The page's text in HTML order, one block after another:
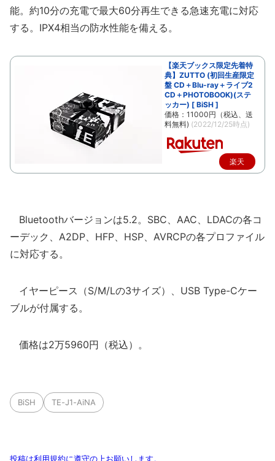
能。約10分の充電で最大60分再生できる急速充電に対応
する。IPX4相当の防水性能を備える。
【楽天ブックス限定先着特
典】ZUTTO (初回生産限定
盤 CD＋Blu-ray＋ライブ2
CD＋PHOTOBOOK)(ステ
ッカー) [ BiSH ]
価格：11000円（税込、送
料無料) (2022/12/25時点)
楽天
Bluetoothバージョンは5.2。SBC、AAC、LDACの各コ
ーデック、A2DP、HFP、HSP、AVRCPの各プロファイル
に対応する。
イヤーピース（S/M/Lの3サイズ）、USB Type-Cケー
ブルが付属する。
価格は2万5960円（税込）。
BiSH TE-J1-AiNA